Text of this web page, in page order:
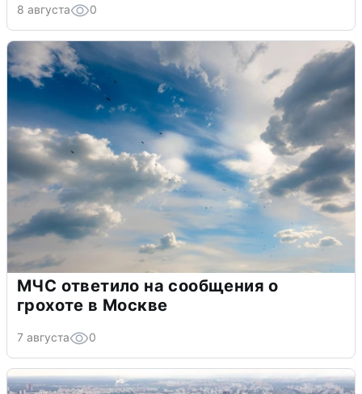
8 августа 0
МЧС ответило на сообщения о
грохоте в Москве
7 августа 0